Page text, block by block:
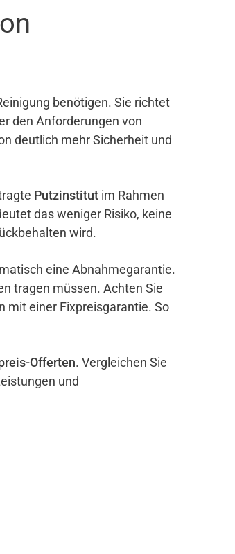
benötigen. Sie richtet
den Anforderungen von
deutlich mehr Sicherheit und
Putzinstitut im Rahmen
das weniger Risiko, keine
wird.
eine Abnahmegarantie.
tragen müssen. Achten Sie
mit einer Fixpreisgarantie. So
Offerten. Vergleichen Sie
und